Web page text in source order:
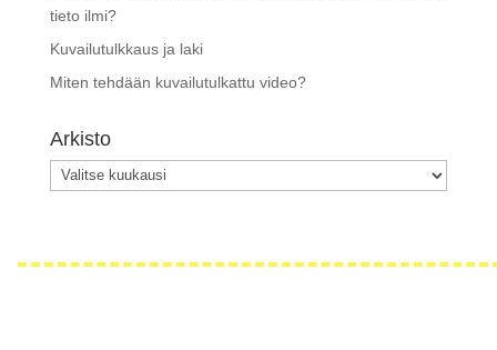
tieto ilmi?
Kuvailutulkkaus ja laki
Miten tehdään kuvailutulkattu video?
Arkisto
Arkisto